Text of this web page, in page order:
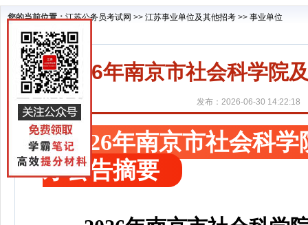
您的当前位置：江苏公务员考试网 >> 江苏事业单位及其他招考 >> 事业单位
2026年南京市社会科学院
发布：2026-06-30 14:22:18
2026年南京市社会科
才公告摘要